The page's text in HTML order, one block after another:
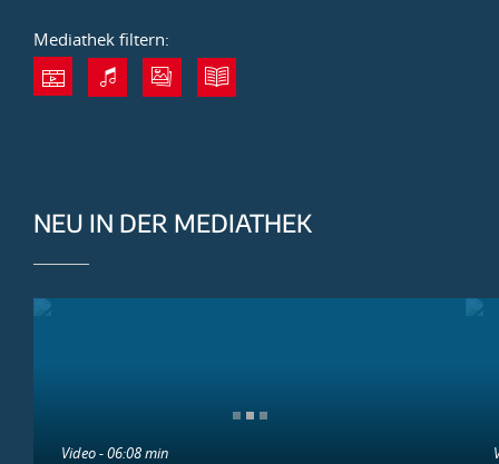
Mediathek filtern:
NEU IN DER MEDIATHEK
Video - 06:08 min